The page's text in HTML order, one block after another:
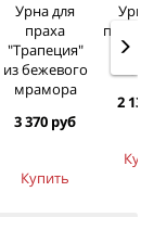
Урна для
праха
"Трапеция"
из бежевого
мрамора
3 370 руб
Купить
Урна
праха
2